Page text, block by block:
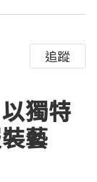
追蹤
獨特
藝